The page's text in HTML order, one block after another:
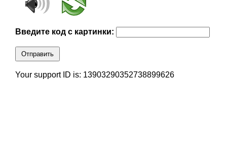
Введите код с картинки:
Отправить
Your support ID is: 13903290352738899626